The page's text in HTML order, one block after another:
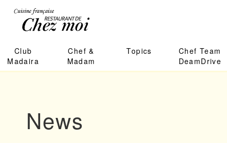
Club
Madaira
Chef &
Madam
Topics
Chef Team
DeamDrive
News